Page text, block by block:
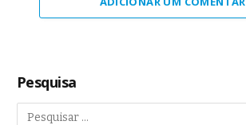
Pesquisa